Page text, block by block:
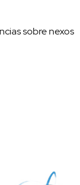
sobre nexos